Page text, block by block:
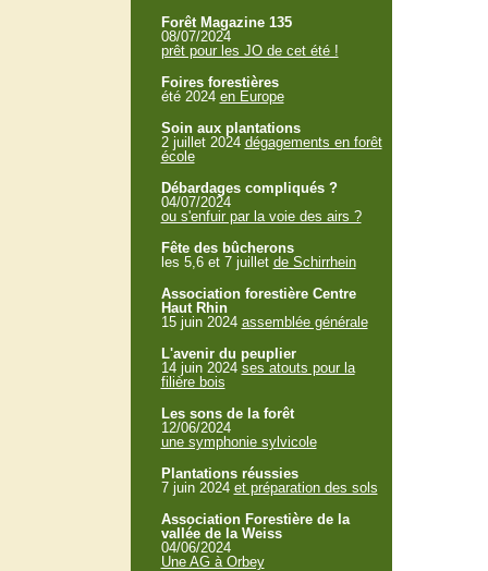
Forêt Magazine 135
08/07/2024
prêt pour les JO de cet été !
Foires forestières
été 2024 en Europe
Soin aux plantations
2 juillet 2024 dégagements en forêt
école
Débardages compliqués ?
04/07/2024
ou s'enfuir par la voie des airs ?
Fête des bûcherons
les 5,6 et 7 juillet de Schirrhein
Association forestière Centre
Haut Rhin
15 juin 2024 assemblée générale
L'avenir du peuplier
14 juin 2024 ses atouts pour la
filière bois
Les sons de la forêt
12/06/2024
une symphonie sylvicole
Plantations réussies
7 juin 2024 et préparation des sols
Association Forestière de la
vallée de la Weiss
04/06/2024
Une AG à Orbey